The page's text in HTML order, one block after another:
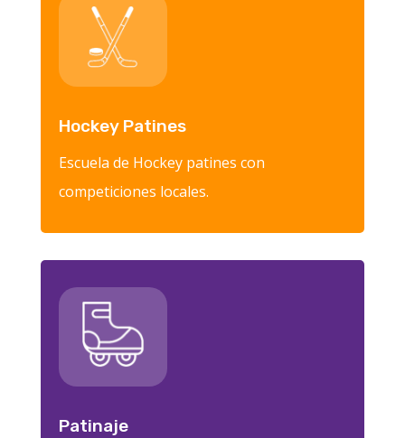
Hockey Patines
Escuela de Hockey patines con
competiciones locales.
Patinaje